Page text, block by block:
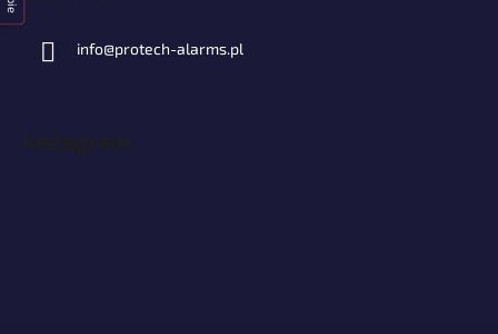
info@protech-alarms.pl
Instagram